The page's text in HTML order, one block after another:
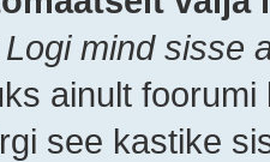
Logi mind sisse
ainult
see kastike